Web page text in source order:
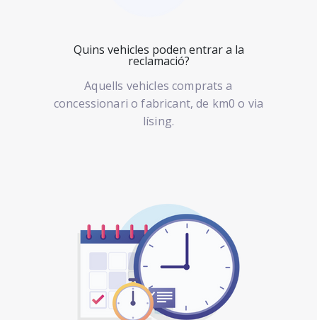
Quins vehicles poden entrar a la
reclamació?
Aquells vehicles comprats a
concessionari o fabricant, de km0 o via
lísing.